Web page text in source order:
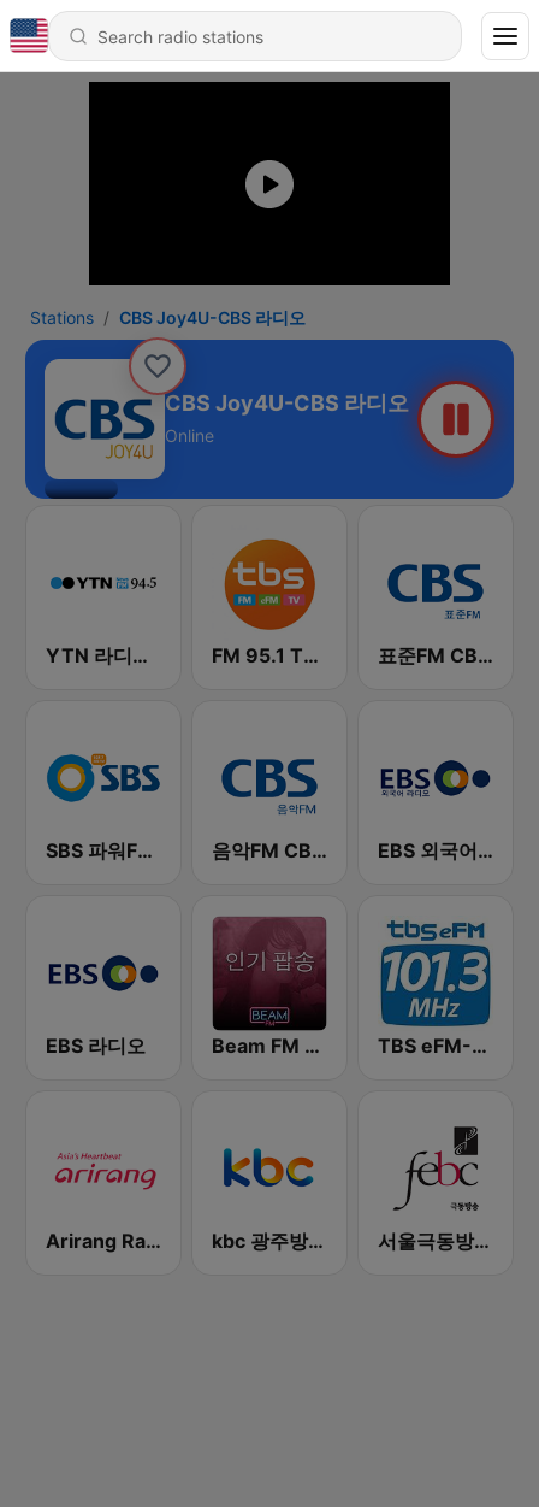
Stations CBS Joy4U-CBS 라디오
CBS Joy4U-CBS 라디오
Online
YTN 라디오 (YTN FM) - 24 Hours News Channel FM 95.1 TBS fm 표준FM CBS 라디오 (Standard FM)
SBS 파워FM-SBS 라디오 음악FM CBS 라디오 (Music FM) EBS 외국어 라디오 (i-radio)
EBS 라디오 Beam FM - 취향저격 감각 팝송 TBS eFM-교통방송 영어전문 라디오
Arirang Radio kbc 광주방송 MyFM 서울극동방송FM 106.9 (FEBC Seoul HLKX-FM)